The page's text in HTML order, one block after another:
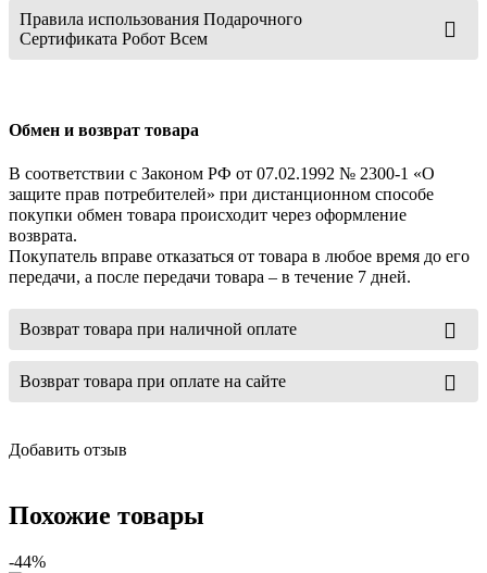
Правила использования Подарочного
Сертификата Робот Всем
Обмен и возврат товара
В соответствии с Законом РФ от 07.02.1992 № 2300-1 «О
защите прав потребителей» при дистанционном способе
покупки обмен товара происходит через оформление
возврата.
Покупатель вправе отказаться от товара в любое время до его
передачи, а после передачи товара – в течение 7 дней.
Возврат товара при наличной оплате
Возврат товара при оплате на сайте
Добавить отзыв
Похожие товары
-44%